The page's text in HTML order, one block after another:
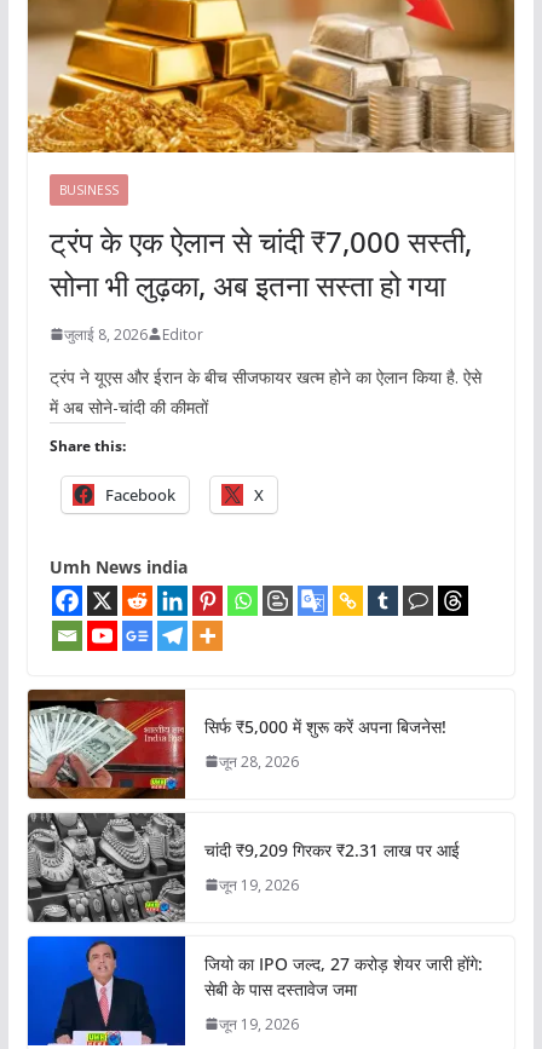
BUSINESS
ट्रंप के एक ऐलान से चांदी ₹7,000 सस्ती,
सोना भी लुढ़का, अब इतना सस्ता हो गया
जुलाई 8, 2026 Editor
ट्रंप ने यूएस और ईरान के बीच सीजफायर खत्म होने का ऐलान किया है. ऐसे
में अब सोने-चांदी की कीमतों
Share this:
Facebook X
Umh News india
सिर्फ ₹5,000 में शुरू करें अपना बिजनेस!
जून 28, 2026
चांदी ₹9,209 गिरकर ₹2.31 लाख पर आई
जून 19, 2026
जियो का IPO जल्द, 27 करोड़ शेयर जारी होंगे:
सेबी के पास दस्तावेज जमा
जून 19, 2026